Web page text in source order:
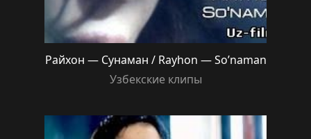
Райхон — Сунаман / Rayhon — So’naman
Узбекские клипы